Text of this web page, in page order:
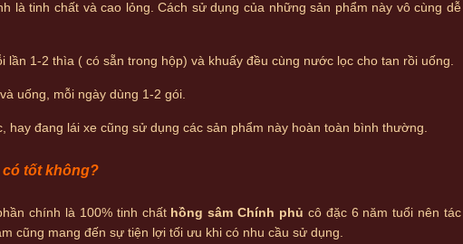
là tinh chất và cao lỏng. Cách sử dụng của những sản phẩm này vô cùng dễ
1-2 thìa ( có sẵn trong hộp) và khuấy đều cùng nước lọc cho tan rồi uống.
uống, mỗi ngày dùng 1-2 gói.
hay đang lái xe cũng sử dụng các sản phẩm này hoàn toàn bình thường.
có tốt không?
chính là 100% tinh chất hồng sâm Chính phủ cô đặc 6 năm tuổi nên tác
cũng mang đến sự tiện lợi tối ưu khi có nhu cầu sử dụng.